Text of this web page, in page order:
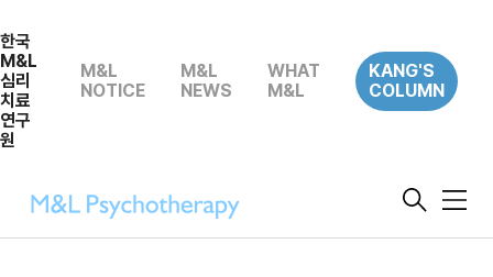
한국
M&L
심리
치료
연구
원
M&L
NOTICE
M&L
NEWS
WHAT
M&L
KANG'S
COLUMN
메